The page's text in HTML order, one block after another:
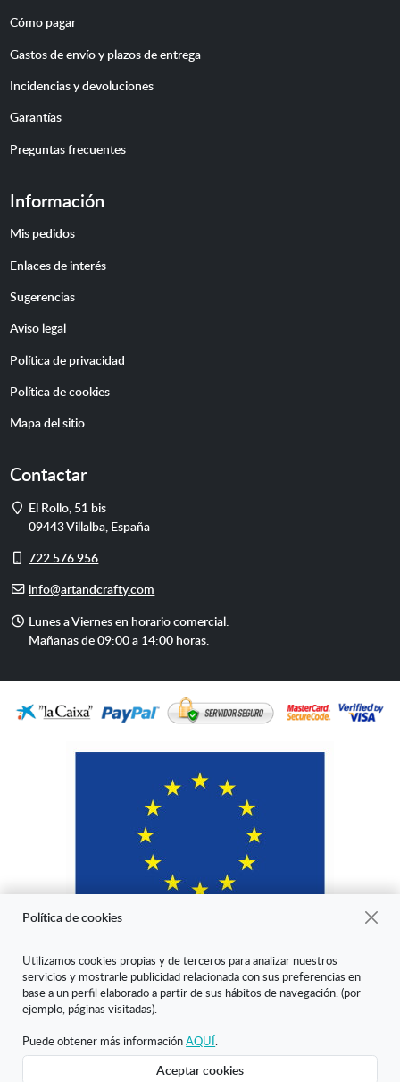
Cómo pagar
Gastos de envío y plazos de entrega
Incidencias y devoluciones
Garantías
Preguntas frecuentes
Información
Mis pedidos
Enlaces de interés
Sugerencias
Aviso legal
Política de privacidad
Política de cookies
Mapa del sitio
Contactar
Dirección
El Rollo, 51 bis
09443Villalba España
Móvil
722 576 956
E-info@artandcrafty.com
Horario
de
Lunes a Viernes en horario comercial:
Mañanas de 09:00 a 14:00 horas.
"ARANDA ARTE-VÉRTICE SL ha sido beneficiaria del Fondo Europeo
de Desarrollo Regional cuyo objetivo es mejorar la competitividad de
Digital Internacional con el objetivo de mejorar su posicionamiento
online en mercados exteriores durante el año 2020. Para ello ha
contado con el apoyo del Programa XPANDE DIGITAL de la Cámara
Política de cookies
Utilizamos cookies propias y de terceros para analizar nuestros
servicios y mostrarle publicidad relacionada con sus preferencias en
base a un perfil elaborado a partir de sus hábitos de navegación. (por
ejemplo, páginas visitadas).
Puede obtener más informaciónAQUÍ
Aceptar cookies